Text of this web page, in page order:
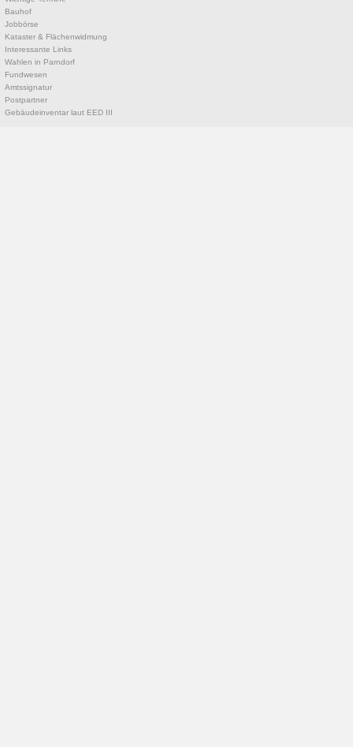
Bauhof
Jobbörse
Kataster & Flächenwidmung
Interessante Links
Wahlen in Parndorf
Fundwesen
Amtssignatur
Postpartner
Gebäudeinventar laut EED III